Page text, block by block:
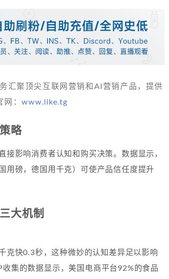
汇聚顶尖互联网营销和AI营销产品，提供
网：www.like.tg
略
接影响消费者认知和购买决策。数据显示，
用磅，德国用千克）可使产品信任度提升
大机制
克快0.3秒，这种微妙的认知差异足以影响
集的数据显示，美国电商平台92%的食品